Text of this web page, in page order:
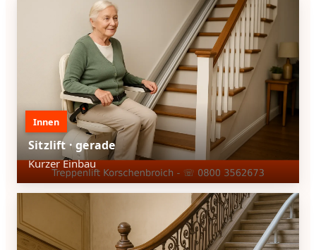
Innen
Sitzlift · gerade
Kurzer Einbau